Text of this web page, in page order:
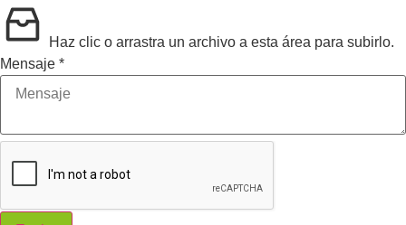
Haz clic o arrastra un archivo a esta área para subirlo.
Mensaje *